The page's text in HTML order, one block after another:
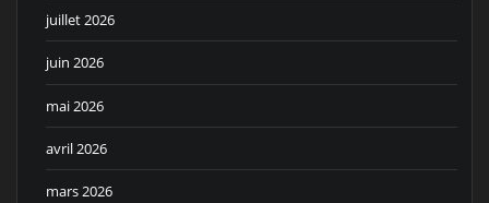
juillet 2026
juin 2026
mai 2026
avril 2026
mars 2026